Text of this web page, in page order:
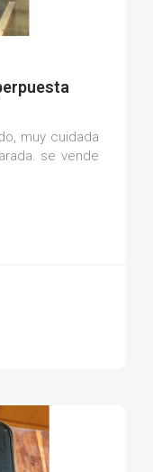
muy cuidada
se vende